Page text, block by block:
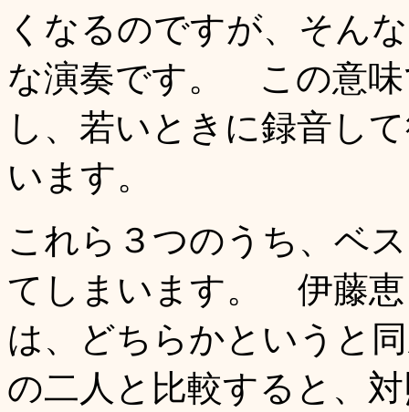
くなるのですが、そん
な演奏です。 この意味
し、若いときに録音し
います。
これら３つのうち、ベ
てしまいます。 伊藤恵
は、どちらかというと
の二人と比較すると、